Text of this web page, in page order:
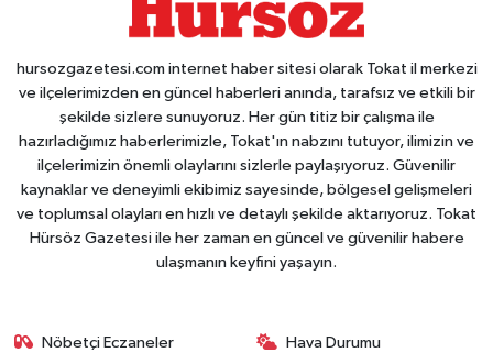
hursozgazetesi.com internet haber sitesi olarak Tokat il merkezi
ve ilçelerimizden en güncel haberleri anında, tarafsız ve etkili bir
şekilde sizlere sunuyoruz. Her gün titiz bir çalışma ile
hazırladığımız haberlerimizle, Tokat'ın nabzını tutuyor, ilimizin ve
ilçelerimizin önemli olaylarını sizlerle paylaşıyoruz. Güvenilir
kaynaklar ve deneyimli ekibimiz sayesinde, bölgesel gelişmeleri
ve toplumsal olayları en hızlı ve detaylı şekilde aktarıyoruz. Tokat
Hürsöz Gazetesi ile her zaman en güncel ve güvenilir habere
ulaşmanın keyfini yaşayın.
Nöbetçi Eczaneler Hava Durumu